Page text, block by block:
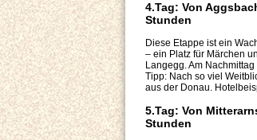
4.Tag: Von
Stunden
Diese Etappe ist ein
– ein Platz für Märchen
Langegg. Am
Tipp: Nach so viel
aus der Donau.
5.Tag: Von
Stunden